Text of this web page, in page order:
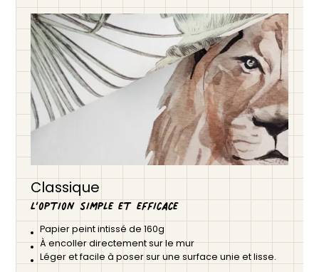
Classique
L’option simple et efficace
Papier peint intissé de 160g
À encoller directement sur le mur
Léger et facile à poser sur une surface unie et lisse.